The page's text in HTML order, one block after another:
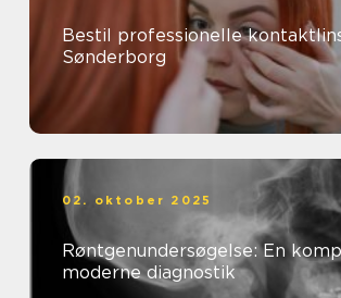
Bestil professionelle
Sønderborg
02. oktober 2025
Røntgenundersøgelse: En
moderne diagnostik